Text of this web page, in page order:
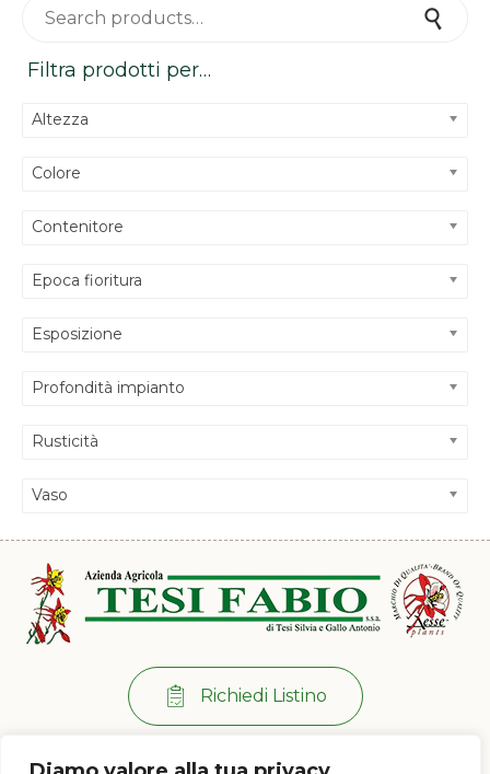
Filtra prodotti per…
Altezza
Colore
Contenitore
Epoca fioritura
Esposizione
Profondità impianto
Rusticità
Vaso
Richiedi Listino
Per info: +39 0573 38 20 77